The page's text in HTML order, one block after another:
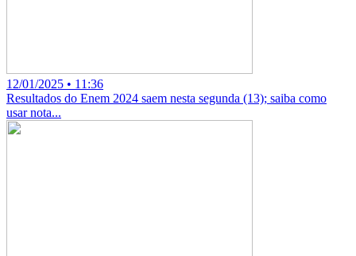
12/01/2025 • 11:36
Resultados do Enem 2024 saem nesta segunda (13); saiba como
usar nota...